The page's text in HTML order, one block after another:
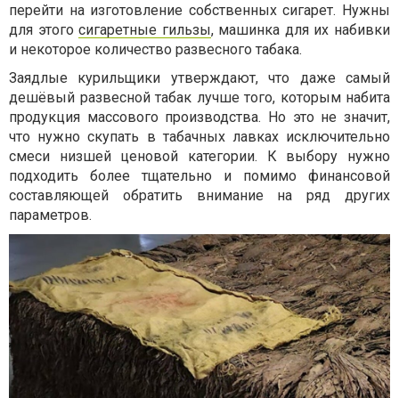
перейти на изготовление собственных сигарет. Нужны
для этогосигаретные гильзы, машинка для их набивки
и некоторое количество развесного табака.
Заядлые курильщики утверждают, что даже самый
дешёвый развесной табак лучше того, которым набита
продукция массового производства. Но это не значит,
что нужно скупать в табачных лавках исключительно
смеси низшей ценовой категории. К выбору нужно
подходить более тщательно и помимо финансовой
составляющей обратить внимание на ряд других
параметров.